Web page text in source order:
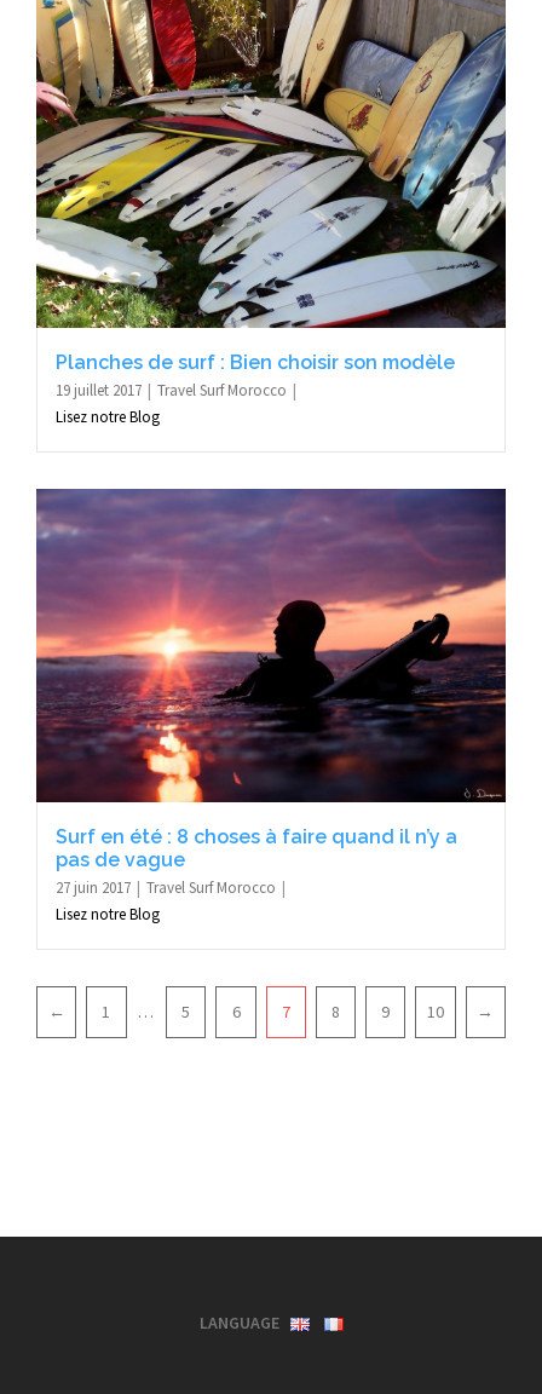
Planches de surf : Bien choisir son modèle
19 juillet 2017
Travel Surf Morocco
Lisez notre Blog
Surf en été : 8 choses à faire quand il n’y a
pas de vague
27 juin 2017
Travel Surf Morocco
Lisez notre Blog
Pagination
← 1 … 5 6 7 8 9 10 →
LANGUAGE